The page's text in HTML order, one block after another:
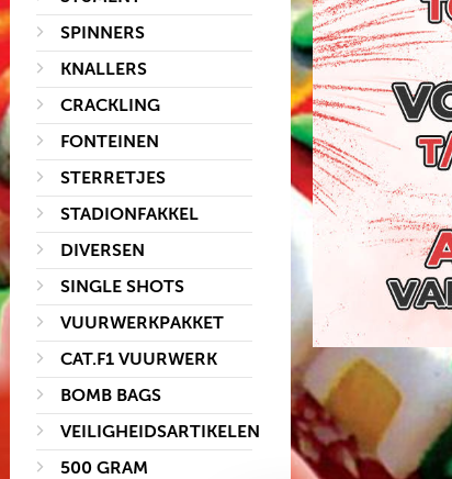
SPINNERS
KNALLERS
CRACKLING
FONTEINEN
STERRETJES
STADIONFAKKEL
DIVERSEN
SINGLE SHOTS
VUURWERKPAKKET
CAT.F1 VUURWERK
BOMB BAGS
VEILIGHEIDSARTIKELEN
500 GRAM